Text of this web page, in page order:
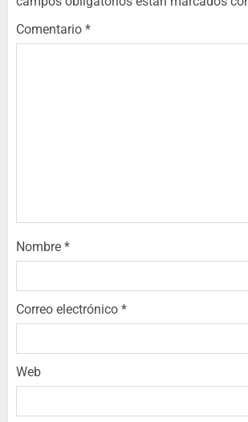
Comentario *
Nombre *
Correo electrónico *
Web